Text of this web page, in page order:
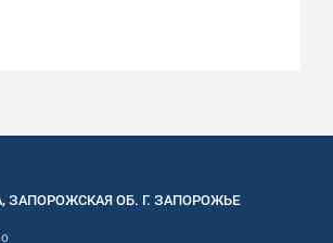
,ЗАПОРОЖСКАЯОБ. Г. ЗАПОРОЖЬЕ